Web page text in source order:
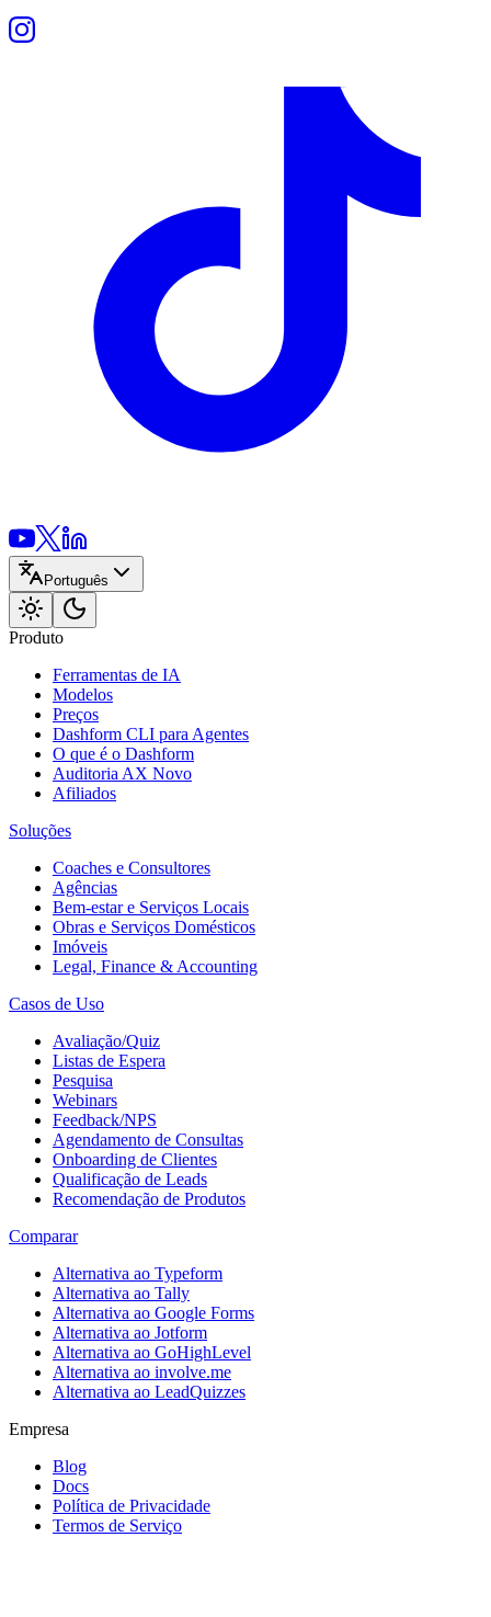
Português
Produto
Ferramentas de IA
Modelos
Preços
Dashform CLI para Agentes
O que é o Dashform
Auditoria AX Novo
Afiliados
Soluções
Coaches e Consultores
Agências
Bem-estar e Serviços Locais
Obras e Serviços Domésticos
Imóveis
Legal, Finance & Accounting
Casos de Uso
Avaliação/Quiz
Listas de Espera
Pesquisa
Webinars
Feedback/NPS
Agendamento de Consultas
Onboarding de Clientes
Qualificação de Leads
Recomendação de Produtos
Comparar
Alternativa ao Typeform
Alternativa ao Tally
Alternativa ao Google Forms
Alternativa ao Jotform
Alternativa ao GoHighLevel
Alternativa ao involve.me
Alternativa ao LeadQuizzes
Empresa
Blog
Docs
Política de Privacidade
Termos de Serviço